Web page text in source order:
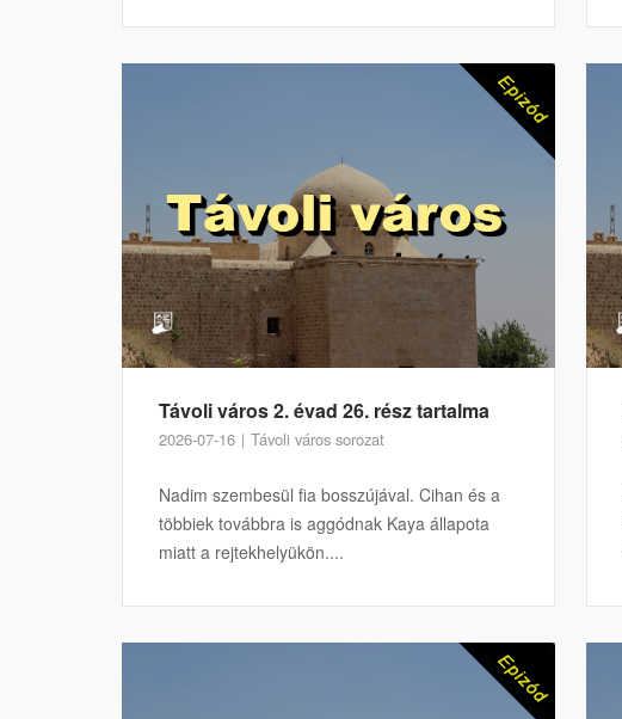
Távoli város 2. évad 26. rész tartalma
2026-07-16 Távoli város sorozat
Nadim szembesül fia bosszújával. Cihan és a
többiek továbbra is aggódnak Kaya állapota
miatt a rejtekhelyükön....